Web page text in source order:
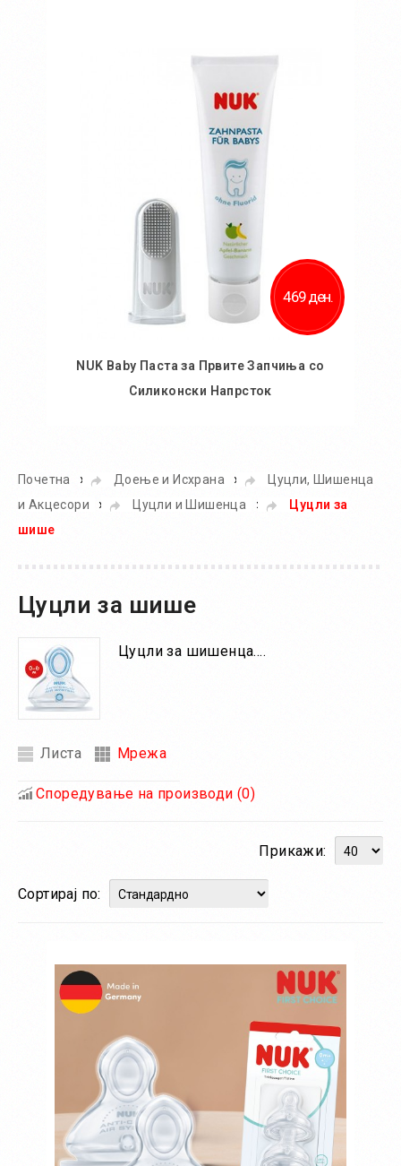
469 ден.
NUK Baby Паста за Првите Запчиња со
Силиконски Напрсток
Почетна » Доење и Исхрана »
Цуцли, Шишенца
и Акцесори
» Цуцли и Шишенца »
Цуцли за
шише
Цуцли за шише
Цуцли за шишенца....
Листа Мрежа
Споредување на производи (0)
Прикажи:
Сортирај по: